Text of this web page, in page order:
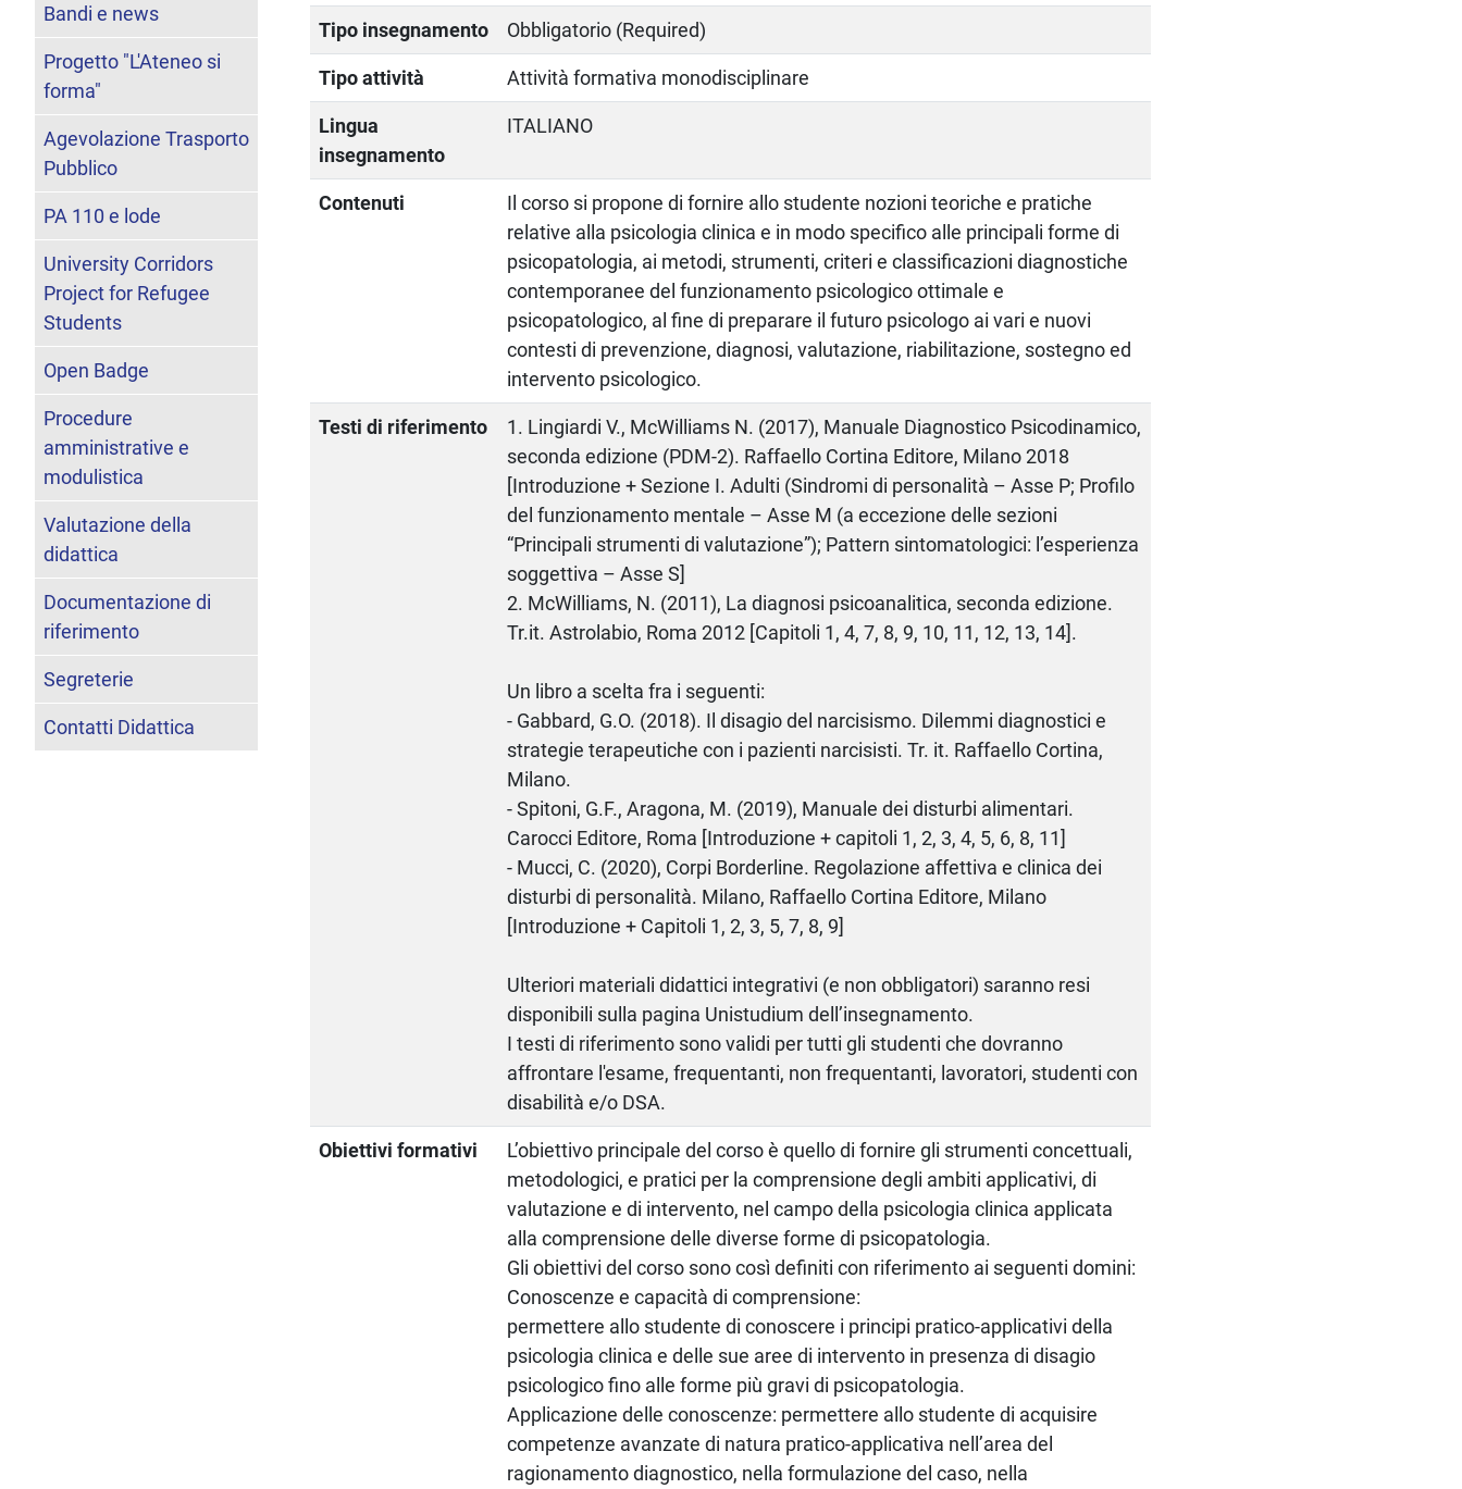
Tipo insegnamento Obbligatorio (Required)
Tipo attività Attività formativa monodisciplinare
Lingua
insegnamento
ITALIANO
Contenuti
Il corso si propone di fornire allo studente nozioni teoriche e pratiche
relative alla psicologia clinica e in modo specifico alle principali forme di
psicopatologia, ai metodi, strumenti, criteri e classificazioni diagnostiche
contemporanee del funzionamento psicologico ottimale e
psicopatologico, al fine di preparare il futuro psicologo ai vari e nuovi
contesti di prevenzione, diagnosi, valutazione, riabilitazione, sostegno ed
intervento psicologico.
Testi di riferimento
1. Lingiardi V., McWilliams N. (2017), Manuale Diagnostico Psicodinamico,
seconda edizione (PDM-2). Raffaello Cortina Editore, Milano 2018
[Introduzione + Sezione I. Adulti (Sindromi di personalità – Asse P; Profilo
del funzionamento mentale – Asse M (a eccezione delle sezioni
“Principali strumenti di valutazione”); Pattern sintomatologici: l’esperienza
soggettiva – Asse S]
2. McWilliams, N. (2011), La diagnosi psicoanalitica, seconda edizione.
Tr.it. Astrolabio, Roma 2012 [Capitoli 1, 4, 7, 8, 9, 10, 11, 12, 13, 14].
Un libro a scelta fra i seguenti:
- Gabbard, G.O. (2018). Il disagio del narcisismo. Dilemmi diagnostici e
strategie terapeutiche con i pazienti narcisisti. Tr. it. Raffaello Cortina,
Milano.
- Spitoni, G.F., Aragona, M. (2019), Manuale dei disturbi alimentari.
Carocci Editore, Roma [Introduzione + capitoli 1, 2, 3, 4, 5, 6, 8, 11]
- Mucci, C. (2020), Corpi Borderline. Regolazione affettiva e clinica dei
disturbi di personalità. Milano, Raffaello Cortina Editore, Milano
[Introduzione + Capitoli 1, 2, 3, 5, 7, 8, 9]
Ulteriori materiali didattici integrativi (e non obbligatori) saranno resi
disponibili sulla pagina Unistudium dell’insegnamento.
I testi di riferimento sono validi per tutti gli studenti che dovranno
affrontare l'esame, frequentanti, non frequentanti, lavoratori, studenti con
disabilità e/o DSA.
Obiettivi formativi
L’obiettivo principale del corso è quello di fornire gli strumenti concettuali,
metodologici, e pratici per la comprensione degli ambiti applicativi, di
valutazione e di intervento, nel campo della psicologia clinica applicata
alla comprensione delle diverse forme di psicopatologia.
Gli obiettivi del corso sono così definiti con riferimento ai seguenti domini:
Conoscenze e capacità di comprensione:
permettere allo studente di conoscere i principi pratico-applicativi della
psicologia clinica e delle sue aree di intervento in presenza di disagio
psicologico fino alle forme più gravi di psicopatologia.
Applicazione delle conoscenze: permettere allo studente di acquisire
competenze avanzate di natura pratico-applicativa nell’area del
ragionamento diagnostico, nella formulazione del caso, nella
Bandi e news
Progetto "L'Ateneo si
forma"
Agevolazione Trasporto
Pubblico
PA 110 e lode
University Corridors
Project for Refugee
Students
Open Badge
Procedure
amministrative e
modulistica
Valutazione della
didattica
Documentazione di
riferimento
Segreterie
Contatti Didattica